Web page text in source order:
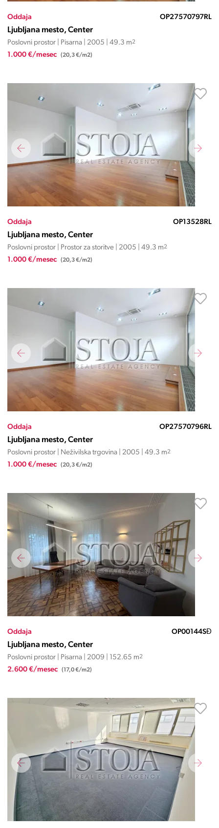
Oddaja OP27570797RL
Ljubljana mesto, Center
Poslovni prostor | Pisarna | 2005 | 49.3 m2
1.000 €/mesec (20,3 €/m2)
Oddaja OP13528RL
Ljubljana mesto, Center
Poslovni prostor | Prostor za storitve | 2005 | 49.3 m2
1.000 €/mesec (20,3 €/m2)
Oddaja OP27570796RL
Ljubljana mesto, Center
Poslovni prostor | Neživilska trgovina | 2005 | 49.3 m2
1.000 €/mesec (20,3 €/m2)
Oddaja OP00144SĐ
Ljubljana mesto, Center
Poslovni prostor | Pisarna | 2009 | 152.65 m2
2.600 €/mesec (17,0 €/m2)